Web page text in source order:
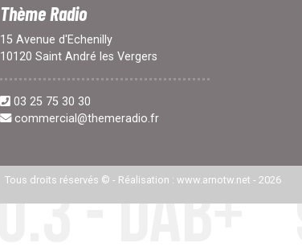
Thème Radio
15 Avenue d'Echenilly
10120 Saint André les Vergers
03 25 75 30 30
commercial@themeradio.fr
Tous droits réservés © - Réalisation : www.arnotw.net - 2026